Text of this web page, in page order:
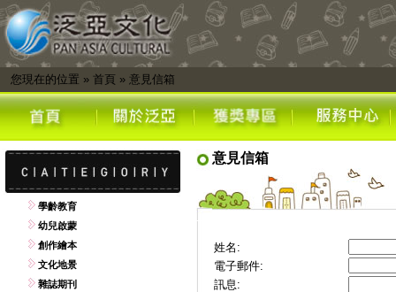
您現在的位置 » 首頁 » 意見信箱
學齡教育
幼兒啟蒙
創作繪本
文化地景
雜誌期刊
意見信箱
姓名:
電子郵件:
訊息: